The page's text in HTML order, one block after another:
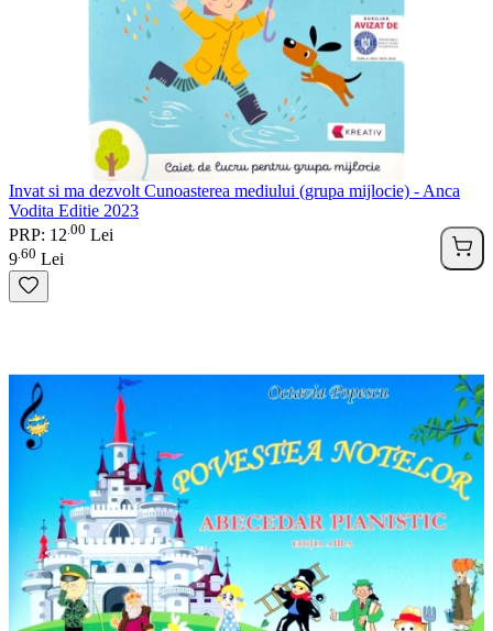
Invat si ma dezvolt Cunoasterea mediului (grupa mijlocie) - Anca
Vodita Editie 2023
PRP: 12 00 Lei
9 60 Lei